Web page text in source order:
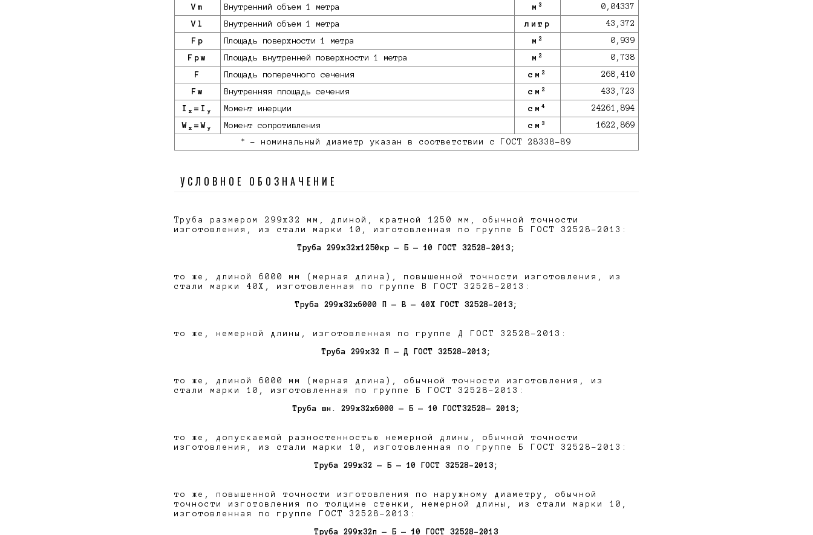
Vm Внутренний объем 1 метра м 3 0,04337
Vl Внутренний объем 1 метра литр 43,372
Fp Площадь поверхности 1 метра м 2 0,939
Fpw Площадь внутренней поверхности 1 метра м 2 0,738
F Площадь поперечного сечения см 2 268,410
Fw Внутренняя площадь сечения см 2 433,723
I x =I y Момент инерции см 4 24261,894
W x =W y Момент сопротивления см 3 1622,869
* - номинальный диаметр указан в соответствии с ГОСТ 28338-89
УСЛОВНОЕ ОБОЗНАЧЕНИЕ
Труба размером 299х32 мм, длиной, кратной 1250 мм, обычной точности
изготовления, из стали марки 10, изготовленная по группе Б ГОСТ 32528-2013:
Труба 299х32x1250кр — Б — 10 ГОСТ 32528-2013;
то же, длиной 6000 мм (мерная длина), повышенной точности изготовления, из
стали марки 40Х, изготовленная по группе В ГОСТ 32528-2013:
Труба 299х32x6000 П — В — 40Х ГОСТ 32528-2013;
то же, немерной длины, изготовленная по группе Д ГОСТ 32528-2013:
Труба 299х32 П — Д ГОСТ 32528-2013;
то же, длиной 6000 мм (мерная длина), обычной точности изготовления, из
стали марки 10, изготовленная по группе Б ГОСТ 32528-2013:
Труба вн. 299х32x6000 — Б — 10 ГОСТ32528— 2013;
то же, допускаемой разностенностью немерной длины, обычной точности
изготовления, из стали марки 10, изготовленная по группе Б ГОСТ 32528-2013:
Труба 299х32 — Б — 10 ГОСТ 32528-2013;
то же, повышенной точности изготовления по наружному диаметру, обычной
точности изготовления по толщине стенки, немерной длины, из стали марки 10,
изготовленная по группе ГОСТ 32528-2013:
Труба 299х32п — Б — 10 ГОСТ 32528-2013